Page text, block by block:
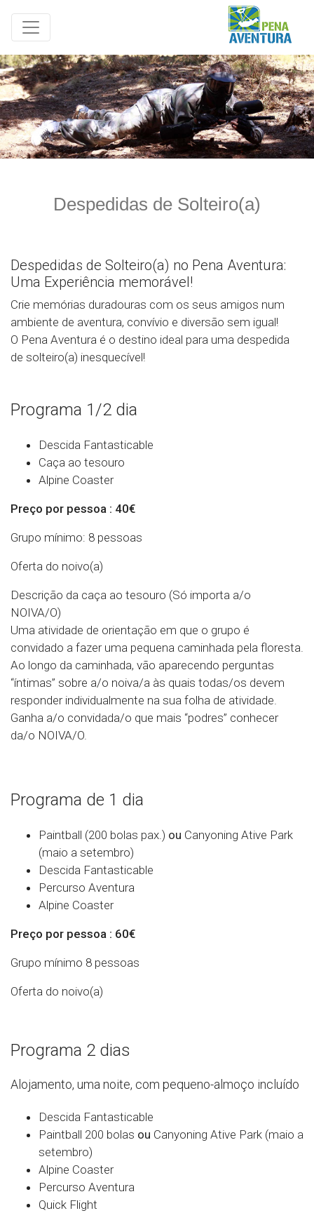
Despedidas de Solteiro(a)
Despedidas de Solteiro(a) no Pena Aventura:
Uma Experiência memorável!
Crie memórias duradouras com os seus amigos num
ambiente de aventura, convívio e diversão sem igual!
O Pena Aventura é o destino ideal para uma despedida
de solteiro(a) inesquecível!
Programa 1/2 dia
Descida Fantasticable
Caça ao tesouro
Alpine Coaster
Preço por pessoa : 40€
Grupo mínimo: 8 pessoas
Oferta do noivo(a)
Descrição da caça ao tesouro (Só importa a/o
NOIVA/O)
Uma atividade de orientação em que o grupo é
convidado a fazer uma pequena caminhada pela floresta.
Ao longo da caminhada, vão aparecendo perguntas
“íntimas” sobre a/o noiva/a às quais todas/os devem
responder individualmente na sua folha de atividade.
Ganha a/o convidada/o que mais “podres” conhecer
da/o NOIVA/O.
Programa de 1 dia
Paintball (200 bolas pax.) ou Canyoning Ative Park
(maio a setembro)
Descida Fantasticable
Percurso Aventura
Alpine Coaster
Preço por pessoa : 60€
Grupo mínimo 8 pessoas
Oferta do noivo(a)
Programa 2 dias
Alojamento, uma noite, com pequeno-almoço incluído
Descida Fantasticable
Paintball 200 bolas ou Canyoning Ative Park (maio a
setembro)
Alpine Coaster
Percurso Aventura
Quick Flight